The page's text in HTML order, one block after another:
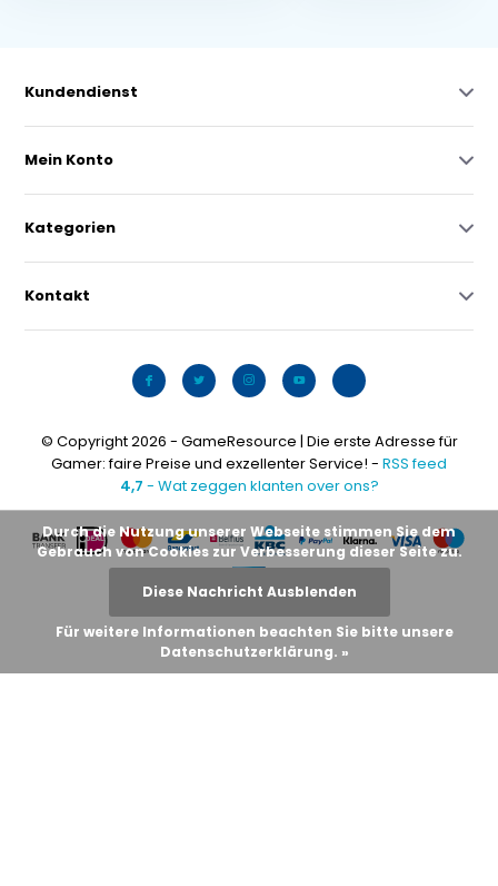
Kundendienst
Mein Konto
Kategorien
Kontakt
© Copyright 2026 - GameResource | Die erste Adresse für
Gamer: faire Preise und exzellenter Service! - RSS feed
4,7 - Wat zeggen klanten over ons?
Durch die Nutzung unserer Webseite stimmen Sie dem
Gebrauch von Cookies zur Verbesserung dieser Seite zu.
Diese Nachricht Ausblenden
Für weitere Informationen beachten Sie bitte unsere
Datenschutzerklärung. »